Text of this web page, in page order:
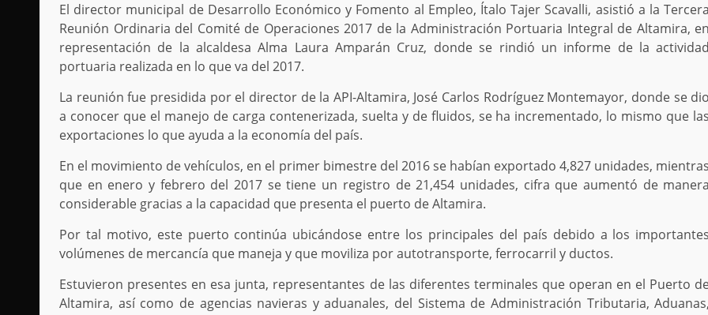
El director municipal de Desarrollo Económico y Fomento al Empleo, Ítalo Tajer Scavalli, asistió a la
Reunión Ordinaria del Comité de Operaciones 2017 de la Administración Portuaria Integral de Altamira,
representación de la alcaldesa Alma Laura Amparán Cruz, donde se rindió un informe de la
portuaria realizada en lo que va del 2017.
La reunión fue presidida por el director de la API-Altamira, José Carlos Rodríguez Montemayor, donde se
a conocer que el manejo de carga contenerizada, suelta y de fluidos, se ha incrementado, lo mismo que
exportaciones lo que ayuda a la economía del país.
En el movimiento de vehículos, en el primer bimestre del 2016 se habían exportado 4,827 unidades,
que en enero y febrero del 2017 se tiene un registro de 21,454 unidades, cifra que aumentó de
considerable gracias a la capacidad que presenta el puerto de Altamira.
Por tal motivo, este puerto continúa ubicándose entre los principales del país debido a los
volúmenes de mercancía que maneja y que moviliza por autotransporte, ferrocarril y ductos.
Estuvieron presentes en esa junta, representantes de las diferentes terminales que operan en el Puerto
Altamira, así como de agencias navieras y aduanales, del Sistema de Administración Tributaria,